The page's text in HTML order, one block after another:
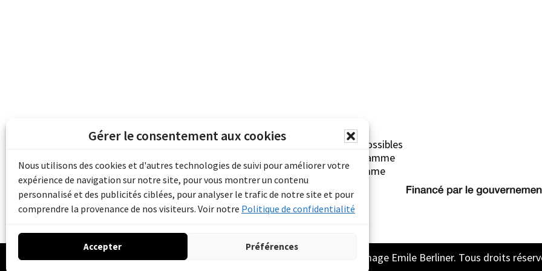
Gérer le consentement aux cookies
Nous utilisons des cookies et d'autres technologies de suivi pour améliorer votre
expérience de navigation sur notre site, pour vous montrer un contenu
personnalisé et des publicités ciblées, pour analyser le trafic de notre site et pour
comprendre la provenance de nos visiteurs. Voir notre Politique de confidentialité
Accepter Préférences
Les archives du son et de l'image d'Emile Berliner sont rendues possibles
grâce au financement de Bibliothèque et Archives Canada (Programme
pour les collectivités du patrimoine documentaire) et du Programme
d'aide aux musées (Accès numérique au patrimoine).
© 2026 Archive son et image Emile Berliner. Tous droits